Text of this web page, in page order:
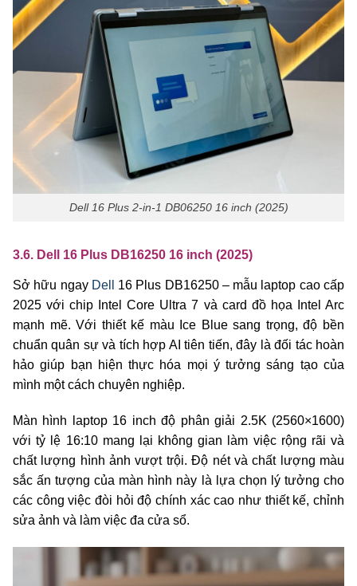
Dell 16 Plus 2-in-1 DB06250 16 inch (2025)
3.6. Dell 16 Plus DB16250 16 inch (2025)
Sở hữu ngay Dell
16 Plus DB16250 – mẫu laptop cao cấp
2025 với chip Intel Core Ultra 7 và card đồ họa Intel Arc
mạnh mẽ. Với thiết kế màu Ice Blue sang trọng, độ bền
chuẩn quân sự và tích hợp AI tiên tiến, đây là đối tác hoàn
hảo giúp bạn hiện thực hóa mọi ý tưởng sáng tạo của
mình một cách chuyên nghiệp.
Màn hình laptop 16 inch độ phân giải 2.5K (2560×1600)
với tỷ lệ 16:10 mang lại không gian làm việc rộng rãi và
chất lượng hình ảnh vượt trội. Độ nét và chất lượng màu
sắc ấn tượng của màn hình này là lựa chọn lý tưởng cho
các công việc đòi hỏi độ chính xác cao như thiết kế, chỉnh
sửa ảnh và làm việc đa cửa sổ.